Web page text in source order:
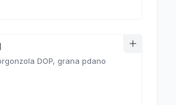
DOP, grana pdano